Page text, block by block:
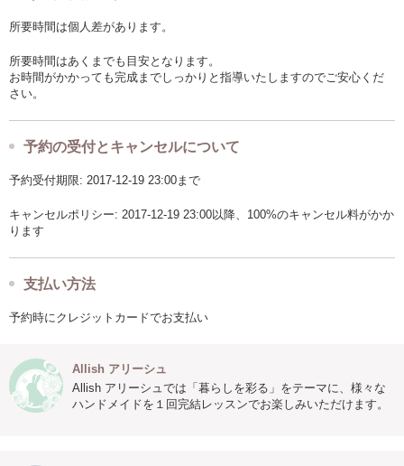
所要時間は個人差があります。
所要時間はあくまでも目安となります。
お時間がかかっても完成までしっかりと指導いたしますのでご安心くだ
さい。
予約の受付とキャンセルについて
予約受付期限: 2017-12-19 23:00まで
キャンセルポリシー: 2017-12-19 23:00以降、100%のキャンセル料がかか
ります
支払い方法
予約時にクレジットカードでお支払い
Allish アリーシュ
Allish アリーシュでは「暮らしを彩る」をテーマに、様々な
ハンドメイドを１回完結レッスンでお楽しみいただけます。